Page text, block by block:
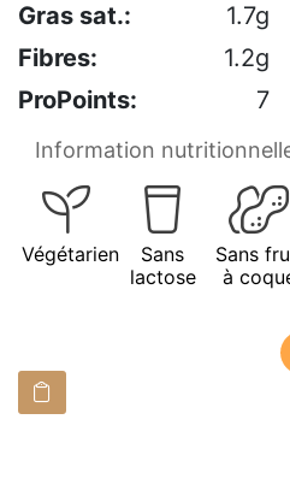
Gras sat.:
1.7g
Fibres:
1.2g
ProPoints:
7
Information
Végétarien
Sans
lactose
Sans
à